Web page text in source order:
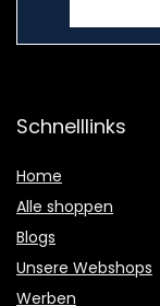
Schnelllinks
Home
Alle shoppen
Blogs
Unsere Webshops
Werben